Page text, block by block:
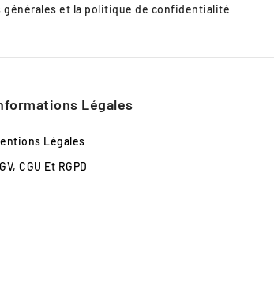
et la politique de confidentialité
Légales
Légales
CGU Et RGPD